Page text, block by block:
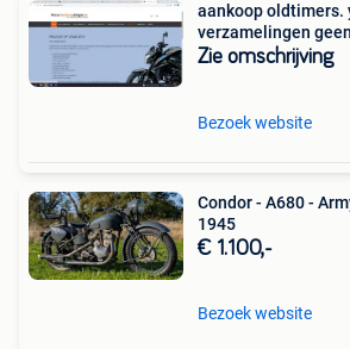
aankoop oldtimers.
verzamelingen
Zie omschrijving
Bezoek website
Condor - A680 -
1945
€ 1.100,-
Bezoek website